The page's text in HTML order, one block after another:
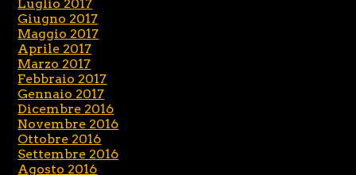
Luglio 2017
Giugno 2017
Maggio 2017
Aprile 2017
Marzo 2017
Febbraio 2017
Gennaio 2017
Dicembre 2016
Novembre 2016
Ottobre 2016
Settembre 2016
Agosto 2016